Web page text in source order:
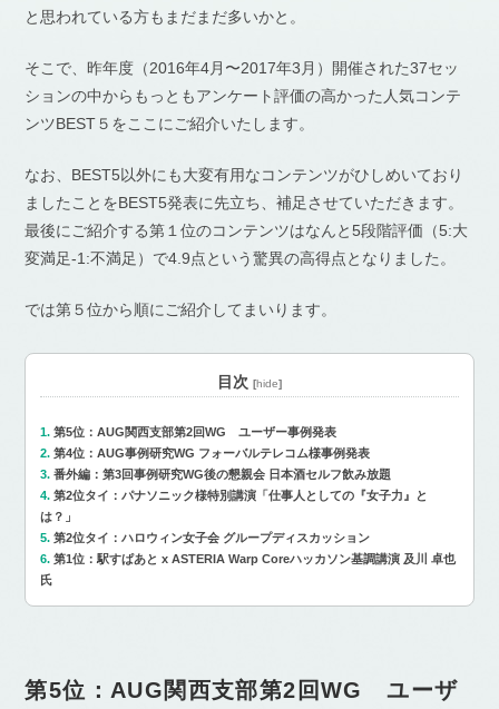
と思われている方もまだまだ多いかと。
そこで、昨年度（2016年4月〜2017年3月）開催された37セッ
ションの中からもっともアンケート評価の高かった人気コンテ
ンツBEST５をここにご紹介いたします。
なお、BEST5以外にも大変有用なコンテンツがひしめいており
ましたことをBEST5発表に先立ち、補足させていただきます。
最後にご紹介する第１位のコンテンツはなんと5段階評価（5:大
変満足-1:不満足）で4.9点という驚異の高得点となりました。
では第５位から順にご紹介してまいります。
目次 [hide]
第5位：AUG関西支部第2回WG ユーザー事例発表
第4位：AUG事例研究WG フォーバルテレコム様事例発表
番外編：第3回事例研究WG後の懇親会 日本酒セルフ飲み放題
第2位タイ：パナソニック様特別講演「仕事人としての『女子力』と
は？」
第2位タイ：ハロウィン女子会 グループディスカッション
第1位：駅すぱあと x ASTERIA Warp Coreハッカソン基調講演 及川 卓也
氏
第5位：AUG関西支部第2回WG ユーザ